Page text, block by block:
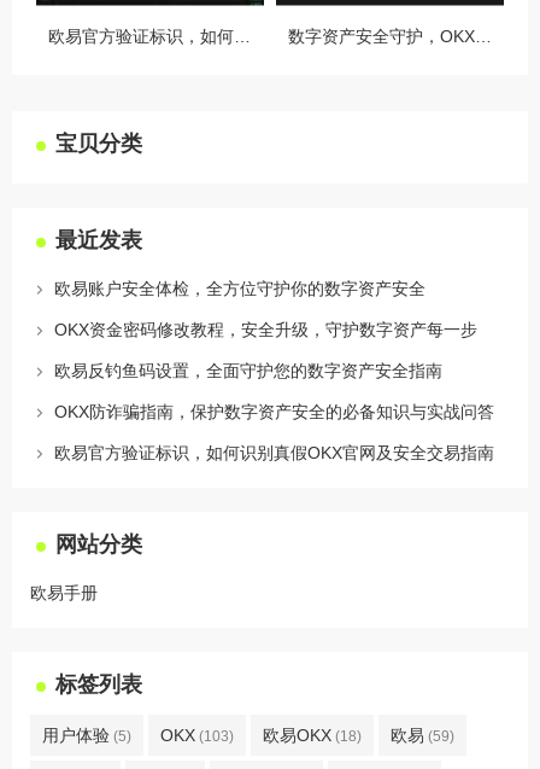
宝贝分类
最近发表
欧易账户安全体检，全方位守护你的数字资产安全
OKX资金密码修改教程，安全升级，守护数字资产每一步
欧易反钓鱼码设置，全面守护您的数字资产安全指南
OKX防诈骗指南，保护数字资产安全的必备知识与实战问答
欧易官方验证标识，如何识别真假OKX官网及安全交易指南
网站分类
欧易手册
标签列表
用户体验 (5) OKX (103) 欧易OKX (18) 欧易 (59)